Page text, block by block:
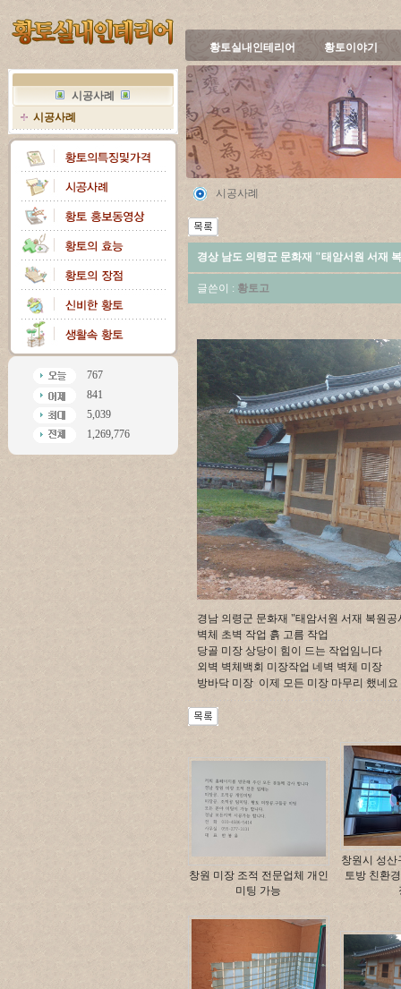
황토실내인테리어 황토이야기
시공사례
시공사례
767
841
5,039
1,269,776
시공사례
경상 남도 의령군 문화재 "태암서원 서재
글쓴이 : 황토고
경남 의령군 문화재 "태암서원 서재 복원공
벽체 초벽 작업 흙 고름 작업
당골 미장 상당이 힘이 드는 작업임니다
외벽 벽체백회 미장작업 네벽 벽체 미장
방바닥 미장 이제 모든 미장 마무리 했네요
창원 미장 조적 전문업체 개인
미팅 가능
창원시 성산
토방 친환